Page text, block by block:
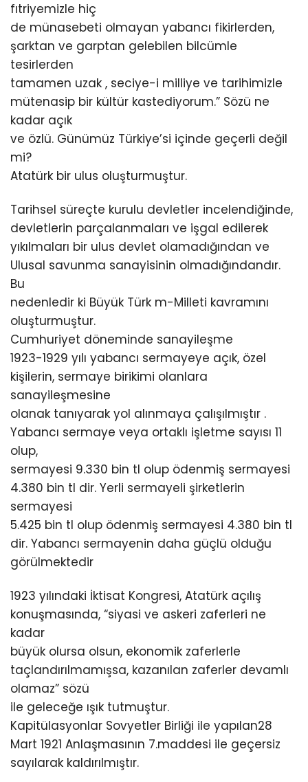
fıtriyemizle hiç
de münasebeti olmayan yabancı fikirlerden,
şarktan ve garptan gelebilen bilcümle
tesirlerden
tamamen uzak , seciye-i milliye ve tarihimizle
mütenasip bir kültür kastediyorum.” Sözü ne
kadar açık
ve özlü. Günümüz Türkiye’si içinde geçerli değil
mi?
Atatürk bir ulus oluşturmuştur.
Tarihsel süreçte kurulu devletler incelendiğinde,
devletlerin parçalanmaları ve işgal edilerek
yıkılmaları bir ulus devlet olamadığından ve
Ulusal savunma sanayisinin olmadığındandır.
Bu
nedenledir ki Büyük Türk m-Milleti kavramını
oluşturmuştur.
Cumhuriyet döneminde sanayileşme
1923-1929 yılı yabancı sermayeye açık, özel
kişilerin, sermaye birikimi olanlara
sanayileşmesine
olanak tanıyarak yol alınmaya çalışılmıştır .
Yabancı sermaye veya ortaklı işletme sayısı 11
olup,
sermayesi 9.330 bin tl olup ödenmiş sermayesi
4.380 bin tl dir. Yerli sermayeli şirketlerin
sermayesi
5.425 bin tl olup ödenmiş sermayesi 4.380 bin tl
dir. Yabancı sermayenin daha güçlü olduğu
görülmektedir
1923 yılındaki İktisat Kongresi, Atatürk açılış
konuşmasında, “siyasi ve askeri zaferleri ne
kadar
büyük olursa olsun, ekonomik zaferlerle
taçlandırılmamışsa, kazanılan zaferler devamlı
olamaz” sözü
ile geleceğe ışık tutmuştur.
Kapitülasyonlar Sovyetler Birliği ile yapılan28
Mart 1921 Anlaşmasının 7.maddesi ile geçersiz
sayılarak kaldırılmıştır.